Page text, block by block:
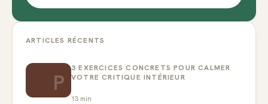
ARTICLES RÉCENTS
P
3 EXERCICES CONCRETS POUR CALMER
VOTRE CRITIQUE INTÉRIEUR
13 min